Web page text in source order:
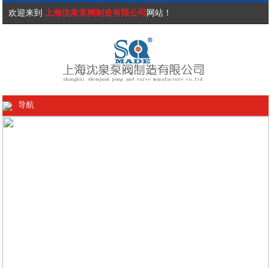
欢迎来到 上海沈泉泵阀制造有限公司 网站！
导航